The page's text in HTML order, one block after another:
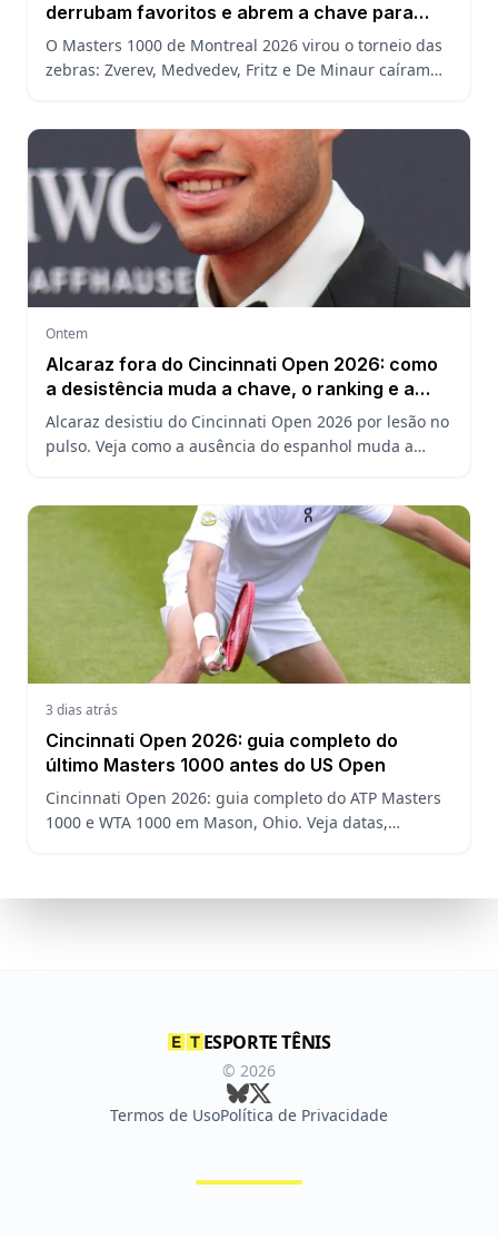
derrubam favoritos e abrem a chave para
João Fonseca
O Masters 1000 de Montreal 2026 virou o torneio das
zebras: Zverev, Medvedev, Fritz e De Minaur caíram
Ontem
Alcaraz fora do Cincinnati Open 2026: como
a desistência muda a chave, o ranking e a
defesa do US Open
Alcaraz desistiu do Cincinnati Open 2026 por lesão no
pulso. Veja como a ausência do espanhol muda a
3 dias atrás
Cincinnati Open 2026: guia completo do
último Masters 1000 antes do US Open
Cincinnati Open 2026: guia completo do ATP Masters
1000 e WTA 1000 em Mason, Ohio. Veja datas,
ESPORTE TÊNIS
© 2026
Termos de UsoPolítica de Privacidade